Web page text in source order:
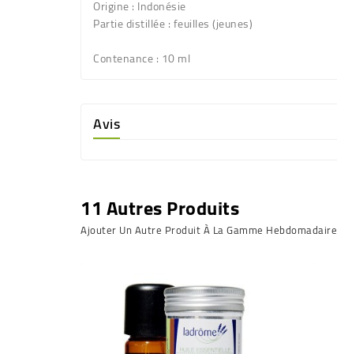
Origine : Indonésie
Partie distillée : feuilles (jeunes)
Contenance : 10 ml
Avis
11 Autres Produits
Ajouter Un Autre Produit À La Gamme Hebdomadaire